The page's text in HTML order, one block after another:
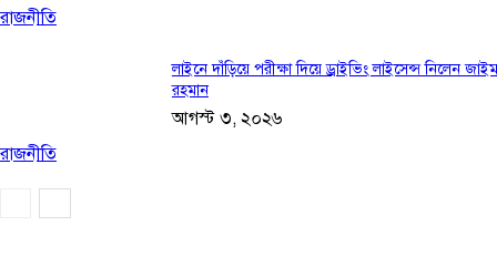
রাজনীতি
রাজনীতি
লাইনে দাঁড়িয়ে পরীক্ষা দিয়ে ড্রাইভিং লাইসেন্স নিলেন
রহমান
আগস্ট ৩, ২০২৬